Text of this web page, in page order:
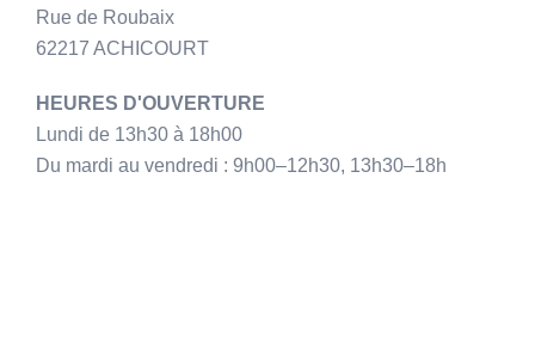
Rue de Roubaix
62217 ACHICOURT
HEURES D'OUVERTURE
Lundi de 13h30 à 18h00
Du mardi au vendredi : 9h00–12h30, 13h30–18h